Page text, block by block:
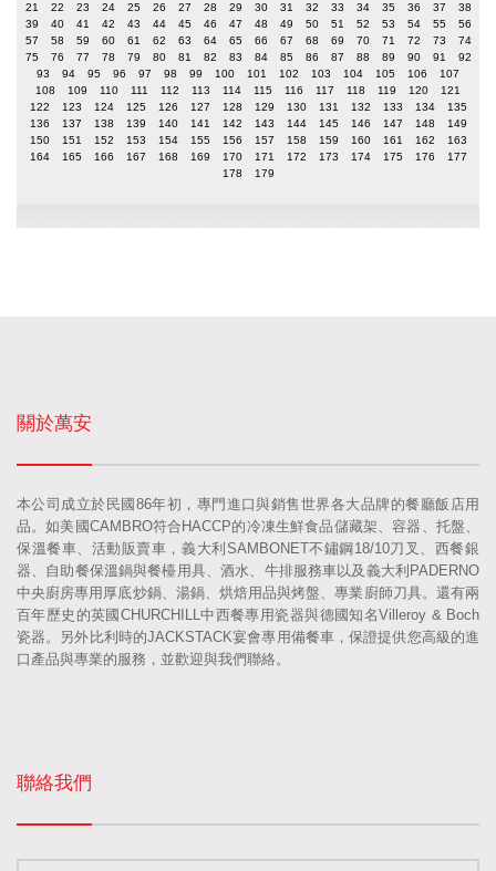
21
22 23 24 25 26 27 28 29 30 31 32 33 34 35 36 37
38
39
40 41 42 43 44 45 46 47 48 49 50 51 52 53 54 55
56
57
58 59 60 61 62 63 64 65 66 67 68 69 70 71 72 73
74
75
76 77 78 79 80 81 82 83 84 85 86 87 88 89 90 91
92
93
94 95 96 97 98 99 100 101 102 103 104 105 106
107
108
109 110 111 112 113 114 115 116 117 118 119 120
121
122
123 124 125 126 127 128 129 130 131 132 133 134
135
136
137 138 139 140 141 142 143 144 145 146 147 148
149
150
151 152 153 154 155 156 157 158 159 160 161 162
163
164
165 166 167 168 169 170 171 172 173 174 175 176
177
178
179
關於萬安
本公司成立於民國86年初，專門進口與銷售世界各大品牌的餐廳飯店用
品。如美國CAMBRO符合HACCP的冷凍生鮮食品儲藏架、容器、托盤、
保溫餐車、活動販賣車，義大利SAMBONET不鏽鋼18/10刀叉、西餐銀
器、自助餐保溫鍋與餐檯用具、酒水、牛排服務車以及義大利PADERNO
中央廚房專用厚底炒鍋、湯鍋、烘焙用品與烤盤、專業廚師刀具。還有兩
百年歷史的英國CHURCHILL中西餐專用瓷器與德國知名Villeroy & Boch
瓷器。另外比利時的JACKSTACK宴會專用備餐車，保證提供您高級的進
口產品與專業的服務，並歡迎與我們聯絡。
聯絡我們